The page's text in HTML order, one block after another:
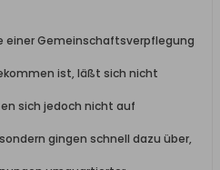
einer Gemeinschaftsverpflegung
ist, läßt sich nicht
sich jedoch nicht auf
gingen schnell dazu über,